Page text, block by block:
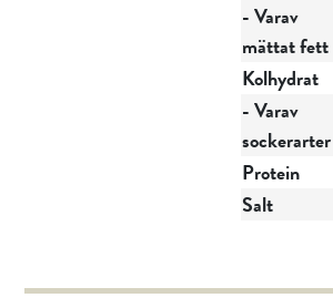
- Varav
mättat fett
Kolhydrat
- Varav
sockerarter
Protein
Salt